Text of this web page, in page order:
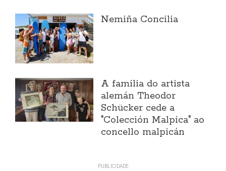
Nemiña Concilia
A familia do artista
alemán Theodor
Schücker cede a
"Colección Malpica" ao
concello malpicán